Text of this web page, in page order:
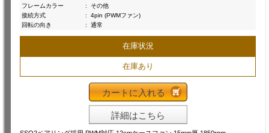
フレームカラー
:
その他
接続方式
:
4pin (PWMファン)
回転の向き
: 通常
在庫状況
在庫あり
カートに入れる
詳細はこちら